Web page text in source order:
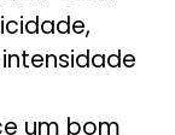
um bom